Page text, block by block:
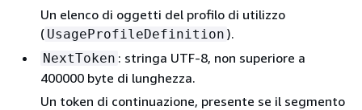
Un elenco di oggetti del profilo di utilizzo
( UsageProfileDefinition ).
NextToken : stringa UTF-8, non superiore a
400000 byte di lunghezza.
Un token di continuazione, presente se il segmento